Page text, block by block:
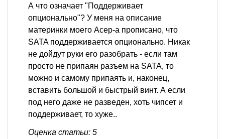
А что означает "Поддерживает
опционально"? У меня на описание
материнки моего Асер-а прописано, что
SATA поддерживается опционально. Никак
не дойдут руки его разобрать - если там
просто не припаян разъем на SATA, то
можно и самому припаять и, наконец,
вставить большой и быстрый винт. А если
под него даже не разведен, хоть чипсет и
поддерживает, то хуже..
Оценка статьи: 5